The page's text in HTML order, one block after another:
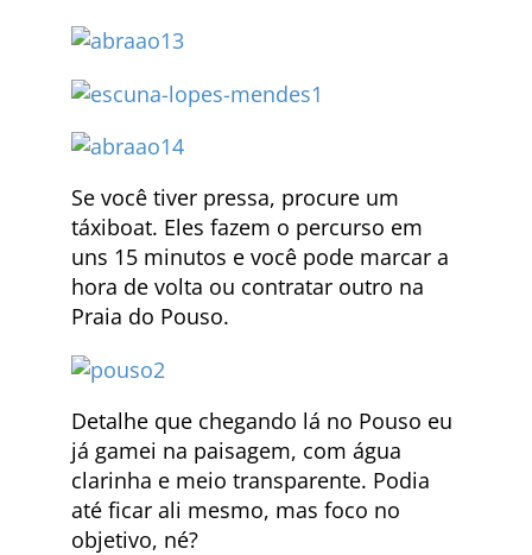
Se você tiver pressa, procure um
táxiboat. Eles fazem o percurso em
uns 15 minutos e você pode marcar a
hora de volta ou contratar outro na
Praia do Pouso.
Detalhe que chegando lá no Pouso eu
já gamei na paisagem, com água
clarinha e meio transparente. Podia
até ficar ali mesmo, mas foco no
objetivo, né?